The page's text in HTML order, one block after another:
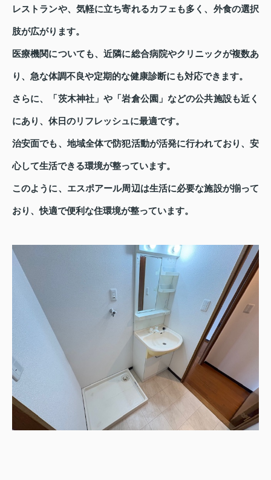
レストランや、気軽に立ち寄れるカフェも多く、外食の選択
肢が広がります。
医療機関についても、近隣に総合病院やクリニックが複数あ
り、急な体調不良や定期的な健康診断にも対応できます。
さらに、「茨木神社」や「岩倉公園」などの公共施設も近く
にあり、休日のリフレッシュに最適です。
治安面でも、地域全体で防犯活動が活発に行われており、安
心して生活できる環境が整っています。
このように、エスポアール周辺は生活に必要な施設が揃って
おり、快適で便利な住環境が整っています。